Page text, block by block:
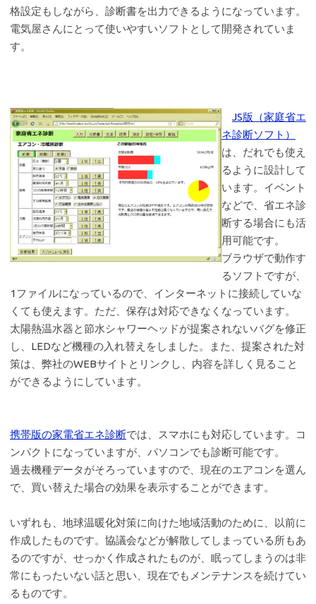
格設定もしながら、診断書を出力できるようになっています。
電気屋さんにとって使いやすいソフトとして開発されていま
す。
JS版（家庭省エ
ネ診断ソフト）
は、だれでも使え
るように設計して
います。イベント
などで、省エネ診
断する場合にも活
用可能です。
ブラウザで動作す
るソフトですが、
1ファイルになっているので、インターネットに接続していな
くても使えます。ただ、保存は対応できなくなっています。
太陽熱温水器と節水シャワーヘッドが提案されないバグを修正
し、LEDなど機種の入れ替えをしました。また、提案された対
策は、弊社のWEBサイトとリンクし、内容を詳しく見ること
ができるようにしています。
携帯版の家電省エネ診断では、スマホにも対応しています。コ
ンパクトになっていますが、パソコンでも診断可能です。
過去機種データがそろっていますので、現在のエアコンを選ん
で、買い替えた場合の効果を表示することができます。
いずれも、地球温暖化対策に向けた地域活動のために、以前に
作成したものです。協議会などが解散してしまっている所もあ
るのですが、せっかく作成されたものが、眠ってしまうのは非
常にもったいない話と思い、現在でもメンテナンスを続けてい
るものです。